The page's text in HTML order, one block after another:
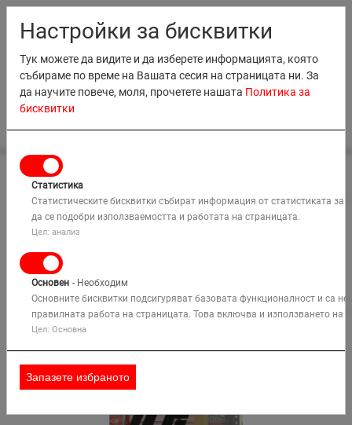
RO
НАЕМАНЕ
ПРОДАЖБИ
ОБУЧЕНИЕ
КОМПАНИЯ
РЕШЕНИЯ
МЕСТА
КОНТАКТ
Начало
Наемане на оборудване
Дивизия Подемни Платформи
Вертикални асансьори и ножични платформи
Настройки за бисквитки
Тук можете да видите и да изберете информацията, която
събираме по време на Вашата сесия на страницата ни. За
да научите повече, моля, прочетете нашата Политика за
бисквитки
Статистика
Статистическите бисквитки събират информация от статистиката за
да се подобри използваемостта и работата на страницата.
Цел: анализ
Основен - Необходим
Основните бисквитки подсигуряват базовата функционалност и са
правилната работа на страницата. Това включва и използването на
Цел: Основна
Запазете избраното